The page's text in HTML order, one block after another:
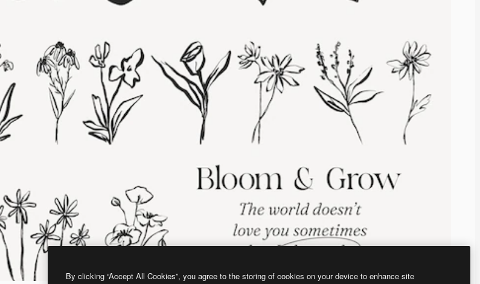
By clicking “Accept All Cookies”, you agree to the storing of cookies on your device to enhance site